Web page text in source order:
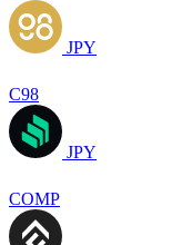
JPY
C98
JPY
COMP